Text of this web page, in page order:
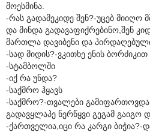
მოესმინა.
-რას გადამეკიდე შენ?-უცებ მიიღო
და მინდა გადავაფიქრებინო,შენ
მართლა დავიბენი და
-სად მიდის?-ვკითხე ენის ბორძიკით
-სტამბოლში
-იქ რა უნდა?
-საქმრო ჰყავს
-საქმრო?-თვალები
გადავყლაპე ნერწყვი გეგამ გაიგო
-ქართველია,იცი რა კარგი ბიჭია?-